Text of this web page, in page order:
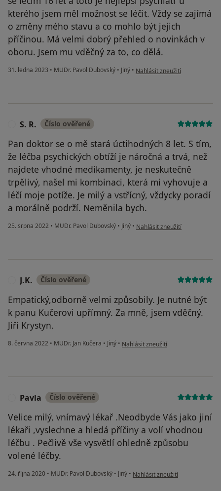
kterého jsem měl možnost se léčit. Vždy se zajímá
o změny mého stavu a co mohlo být jejich
příčinou. Má velmi dobrý přehled o novinkách v
oboru. Jsem mu vděčný za to, co dělá.
31. ledna 2023 • MUDr. Pavol Dubovský • Jiný • podle názoru uživatele PH
Nahlásit zneužití
S. R. Číslo ověřené
Pan doktor se o mě stará úctihodných 8 let. S tím,
že léčba psychických obtíží je náročná a trvá, než
najdete vhodné medikamenty, je neskutečně
trpělivý, našel mi kombinaci, která mi vyhovuje a
léčí moje potíže. Je milý a vstřícný, vždycky poradí
a morálně podrží. Neměnila bych.
25. srpna 2022 • MUDr. Pavol Dubovský • Jiný • podle názoru uživatele S. R.
Nahlásit zneužití
J.K. Číslo ověřené
Empatický,odborně velmi způsobily. Je nutné být
k panu Kučerovi upřímný. Za mně, jsem vděčný.
Jiří Krystyn.
8. června 2022 • MUDr. Jan Kučera • Jiný • podle názoru uživatele J.K.
Nahlásit zneužití
Pavla Číslo ověřené
Velice milý, vnímavý lékař .Neodbyde Vás jako jiní
lékaři ,vyslechne a hledá příčiny a volí vhodnou
léčbu . Pečlivě vše vysvětlí ohledně způsobu
volené léčby.
24. října 2020 • MUDr. Pavol Dubovský • Jiný • podle názoru uživatele Pavla
Nahlásit zneužití